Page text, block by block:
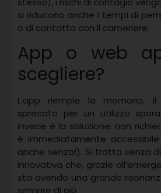
si riducono anche i tempi di
o di contatto con il cameriere.
App o web
scegliere?
L’app riempie la memoria,
sprecato per un utilizzo
invece è la soluzione: non
è immediatamente
anche senza!). Si tratta senza
innovativa che, grazie
sta avendo una grande
sempre di più.